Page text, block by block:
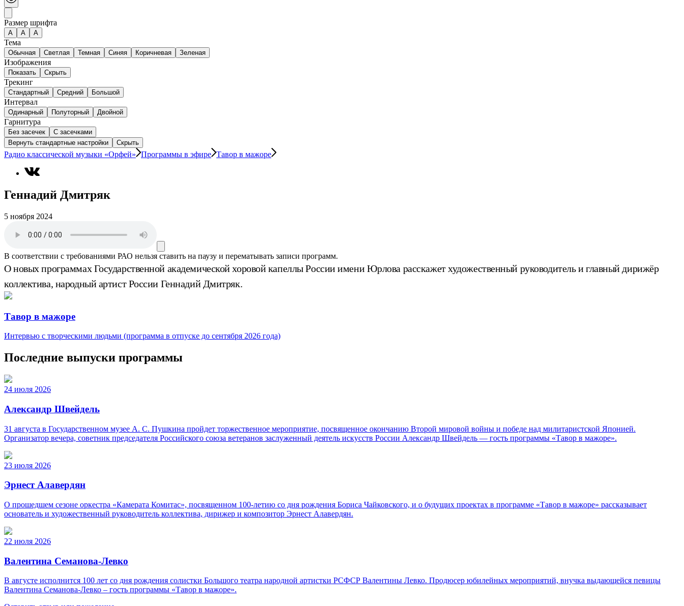
Размер шрифта
А A A
Тема
Обычная Светлая Темная Синяя Коричневая Зеленая
Изображения
Показать Скрыть
Трекинг
Стандартный Средний Большой
Интервал
Одинарный Полуторный Двойной
Гарнитура
Без засечек
С засечками
Вернуть стандартные настройки
Скрыть
Радио классической музыки «Орфей» Программы в эфире Тавор в мажоре
Геннадий Дмитряк
5 ноября 2024
В соответствии с требованиями РАО нельзя ставить на паузу и перематывать записи программ.
О новых программах Государственной академической хоровой капеллы России имени Юрлова расскажет художественный руководитель и главный дирижёр
коллектива, народный артист России Геннадий Дмитряк.
Тавор в мажоре
Интервью с творческими людьми (программа в отпуске до сентября 2026 года)
Последние выпуски программы
24 июля 2026
Александр Швейдель
31 августа в Государственном музее А. С. Пушкина пройдет торжественное мероприятие, посвященное окончанию Второй мировой войны и победе над милитаристской Японией.
Организатор вечера, советник председателя Российского союза ветеранов заслуженный деятель искусств России Александр Швейдель — гость программы «Тавор в мажоре».
23 июля 2026
Эрнест Алавердян
О прошедшем сезоне оркестра «Камерата Комитас», посвященном 100-летию со дня рождения Бориса Чайковского, и о будущих проектах в программе «Тавор в мажоре» рассказывает
основатель и художественный руководитель коллектива, дирижер и композитор Эрнест Алавердян.
22 июля 2026
Валентина Семанова-Левко
В августе исполнится 100 лет со дня рождения солистки Большого театра народной артистки РСФСР Валентины Левко. Продюсер юбилейных мероприятий, внучка выдающейся певицы
Валентина Семанова-Левко – гость программы «Тавор в мажоре».